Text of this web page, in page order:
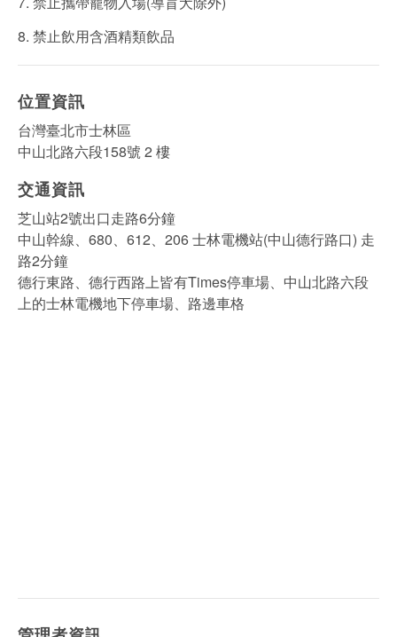
8. 禁止飲用含酒精類飲品
位置資訊
台灣臺北市士林區
中山北路六段158號 2 樓
交通資訊
芝山站2號出口走路6分鐘
中山幹線、680、612、206 士林電機站(中山德行路口) 走
路2分鐘
德行東路、德行西路上皆有Times停車場、中山北路六段
上的士林電機地下停車場、路邊車格